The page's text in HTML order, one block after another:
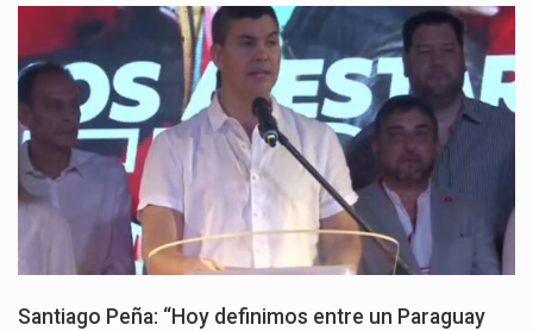
Santiago Peña: “Hoy definimos entre un Paraguay